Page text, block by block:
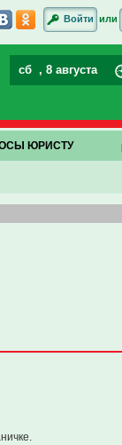
Войти или
сб , 8 августа
ЮРИСТУ